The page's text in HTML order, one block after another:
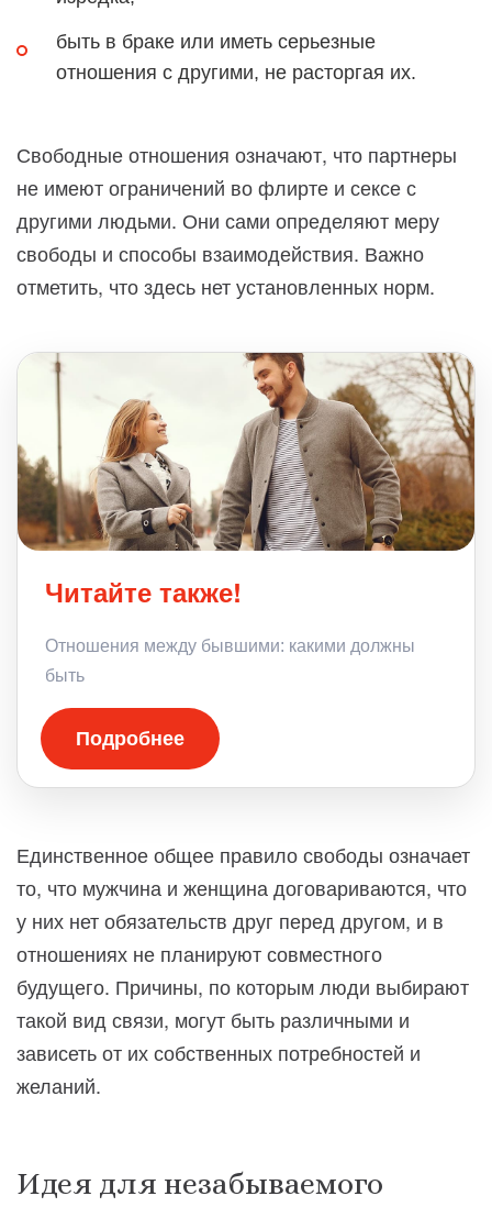
быть в браке или иметь серьезные
отношения с другими, не расторгая их.
Свободные отношения означают, что партнеры
не имеют ограничений во флирте и сексе с
другими людьми. Они сами определяют меру
свободы и способы взаимодействия. Важно
отметить, что здесь нет установленных норм.
Читайте также!
Отношения между бывшими: какими должны
быть
Подробнее
Единственное общее правило свободы означает
то, что мужчина и женщина договариваются, что
у них нет обязательств друг перед другом, и в
отношениях не планируют совместного
будущего. Причины, по которым люди выбирают
такой вид связи, могут быть различными и
зависеть от их собственных потребностей и
желаний.
Идея для незабываемого